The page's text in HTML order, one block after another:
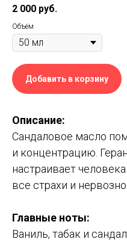
2 000 руб.
Объём
Добавить в корзину
Описание:
Сандаловое масло
и концентрацию.
настраивает
все страхи и
Главные ноты:
Ваниль, табак и